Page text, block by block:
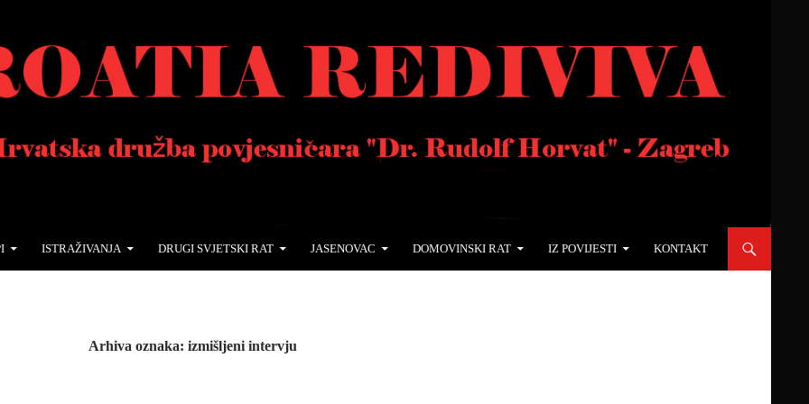
ISTRAŽIVANJA DRUGI SVJETSKI RAT JASENOVAC DOMOVINSKI RAT IZ POVIJESTI KONTAKT
Arhiva oznaka: izmišljeni intervju